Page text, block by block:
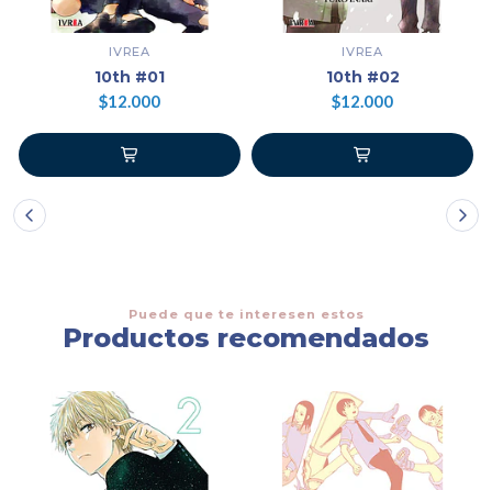
IVREA
10th #01
$12.000
IVREA
10th #02
$12.000
Puede que te interesen estos
Productos recomendados